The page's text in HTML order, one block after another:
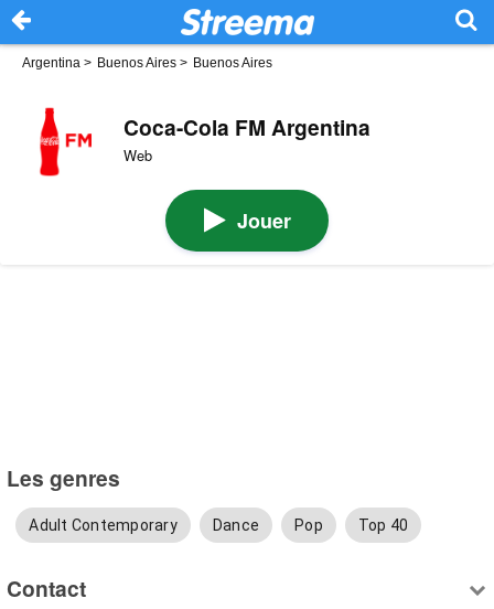
Argentina > Buenos Aires > Buenos Aires
Coca-Cola FM Argentina
Web
Jouer
Les genres
Adult Contemporary Dance Pop Top 40
Contact